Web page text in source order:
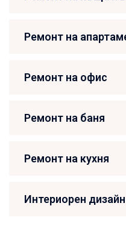
Ремонт на
Ремонт на офис
Ремонт на баня
Ремонт на кухня
Интериорен дизайн